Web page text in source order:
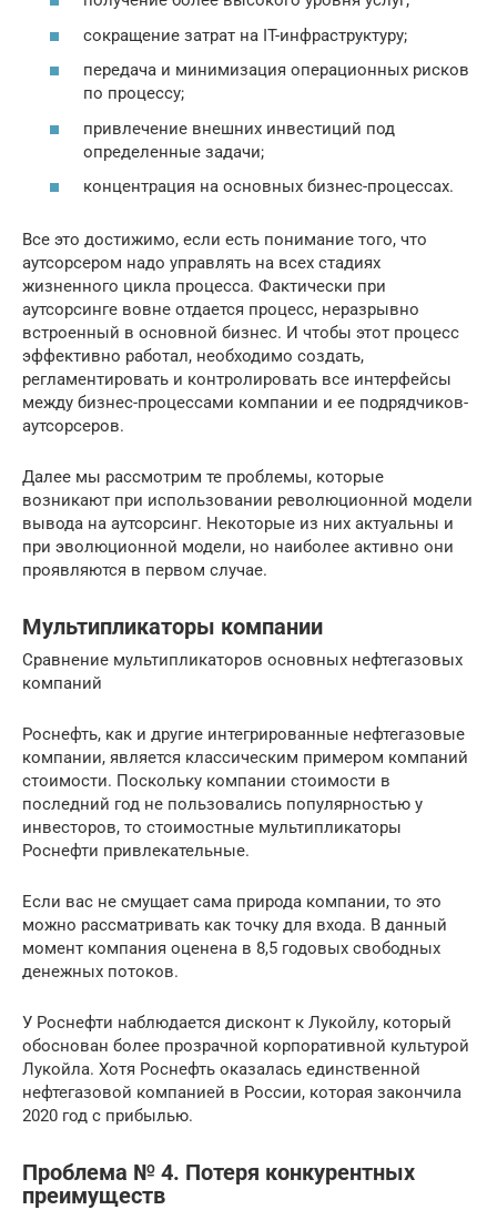
сокращение затрат на IT-инфраструктуру;
передача и минимизация операционных рисков
по процессу;
привлечение внешних инвестиций под
определенные задачи;
концентрация на основных бизнес-процессах.
Все это достижимо, если есть понимание того, что
аутсорсером надо управлять на всех стадиях
жизненного цикла процесса. Фактически при
аутсорсинге вовне отдается процесс, неразрывно
встроенный в основной бизнес. И чтобы этот процесс
эффективно работал, необходимо создать,
регламентировать и контролировать все интерфейсы
между бизнес-процессами компании и ее подрядчиков-
аутсорсеров.
Далее мы рассмотрим те проблемы, которые
возникают при использовании революционной модели
вывода на аутсорсинг. Некоторые из них актуальны и
при эволюционной модели, но наиболее активно они
проявляются в первом случае.
Мультипликаторы компании
Сравнение мультипликаторов основных нефтегазовых
компаний
Роснефть, как и другие интегрированные нефтегазовые
компании, является классическим примером компаний
стоимости. Поскольку компании стоимости в
последний год не пользовались популярностью у
инвесторов, то стоимостные мультипликаторы
Роснефти привлекательные.
Если вас не смущает сама природа компании, то это
можно рассматривать как точку для входа. В данный
момент компания оценена в 8,5 годовых свободных
денежных потоков.
У Роснефти наблюдается дисконт к Лукойлу, который
обоснован более прозрачной корпоративной культурой
Лукойла. Хотя Роснефть оказалась единственной
нефтегазовой компанией в России, которая закончила
2020 год с прибылью.
Проблема № 4. Потеря конкурентных
преимуществ